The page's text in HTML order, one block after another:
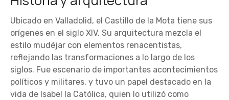
Ubicado en Valladolid, el Castillo de la Mota tiene sus
orígenes en el siglo XIV. Su arquitectura mezcla el
estilo mudéjar con elementos renacentistas,
reflejando las transformaciones a lo largo de los
siglos. Fue escenario de importantes acontecimientos
políticos y militares, y tuvo un papel destacado en la
vida de Isabel la Católica, quien lo utilizó como